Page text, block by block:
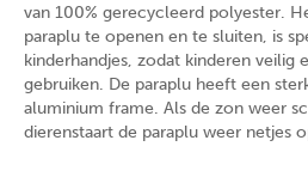
van 100% gerecycleerd polyester.
paraplu te openen en te sluiten, is
kinderhandjes, zodat kinderen veilig
gebruiken. De paraplu heeft een
aluminium frame. Als de zon weer
dierenstaart de paraplu weer netjes